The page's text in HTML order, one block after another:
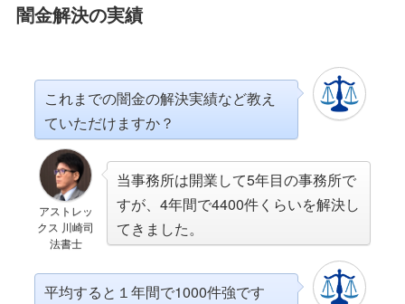
闇金解決の実績
これまでの闇金の解決実績など教え
ていただけますか？
アストレッ
クス 川崎司
法書士
当事務所は開業して5年目の事務所で
すが、4年間で4400件くらいを解決し
てきました。
平均すると１年間で1000件強です